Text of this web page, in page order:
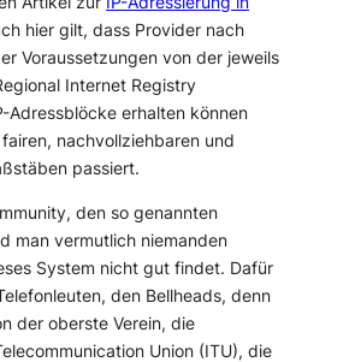
hier gilt, dass Provider nach
Voraussetzungen von der jeweils
Internet Registry
Adressblöcke erhalten können
nachvollziehbaren und
passiert.
den so genannten
man vermutlich niemanden
System nicht gut findet. Dafür
den Bellheads, denn
der oberste Verein, die
Union (ITU), die